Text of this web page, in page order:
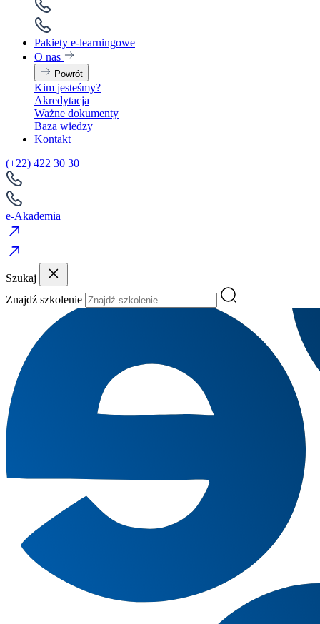
Pakiety e-learningowe
O nas
Powrót
Kim jesteśmy?
Akredytacja
Ważne dokumenty
Baza wiedzy
Kontakt
(+22) 422 30 30
e-Akademia
Szukaj
Znajdź szkolenie